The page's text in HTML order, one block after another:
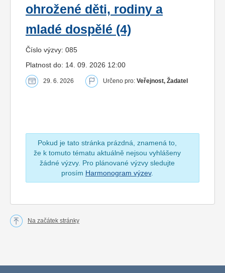
ohrožené děti, rodiny a
mladé dospělé (4)
Číslo výzvy: 085
Platnost do: 14. 09. 2026 12:00
29. 6. 2026 Určeno pro: Veřejnost, Žadatel
Pokud je tato stránka prázdná, znamená to,
že k tomuto tématu aktuálně nejsou vyhlášeny
žádné výzvy. Pro plánované výzvy sledujte
prosím Harmonogram výzev.
Na začátek stránky